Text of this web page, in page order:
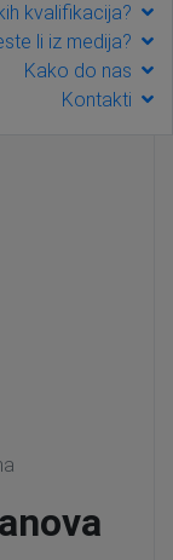
kvalifikacija?
li iz medija?
Kako do nas
Kontakti